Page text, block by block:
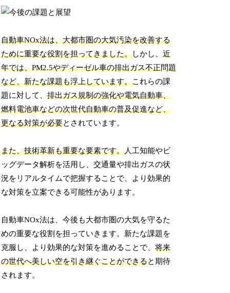
自動車NOx法は、大都市圏の大気汚染を改善する
ために重要な役割を担ってきました。しかし、近
年では、PM2.5やディーゼル車の排出ガス不正問題
など、新たな課題も浮上しています。これらの課
題に対して、排出ガス規制の強化や電気自動車、
燃料電池車などの次世代自動車の普及促進など、
更なる対策が必要とされています。
また、技術革新も重要な要素です。人工知能やビ
ッグデータ解析を活用し、交通量や排出ガスの状
況をリアルタイムで把握することで、より効果的
な対策を立案できる可能性があります。
自動車NOx法は、今後も大都市圏の大気を守るた
めの重要な役割を担っていきます。新たな課題を
克服し、より効果的な対策を進めることで、将来
の世代へ美しい空を引き継ぐことができると期待
されます。